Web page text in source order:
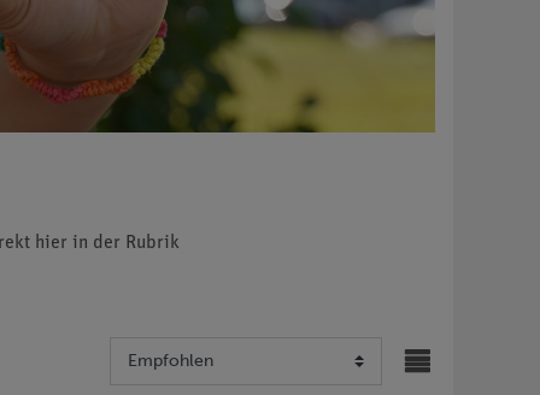
hier in der Rubrik